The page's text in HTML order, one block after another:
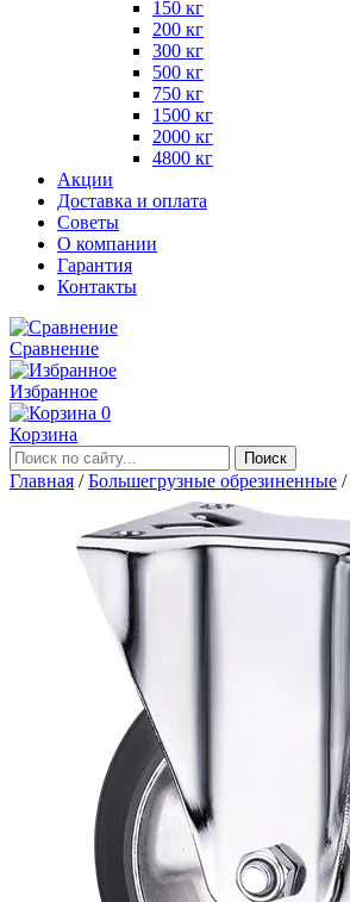
150 кг
200 кг
300 кг
500 кг
750 кг
1500 кг
2000 кг
4800 кг
Акции
Доставка и оплата
Советы
О компании
Гарантия
Контакты
Сравнение
Избранное
0
Корзина
Главная /Большегрузные обрезиненные /